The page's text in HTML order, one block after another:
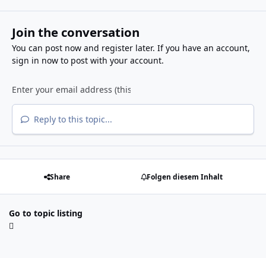
Join the conversation
You can post now and register later. If you have an account,
sign in nowto post with your account.
Reply to this topic...
Share Folgen diesem Inhalt
Go to topic listing